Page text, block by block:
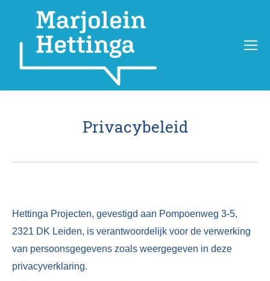
Privacybeleid
Hettinga Projecten, gevestigd aan Pompoenweg 3-5,
2321 DK Leiden, is verantwoordelijk voor de verwerking
van persoonsgegevens zoals weergegeven in deze
privacyverklaring.